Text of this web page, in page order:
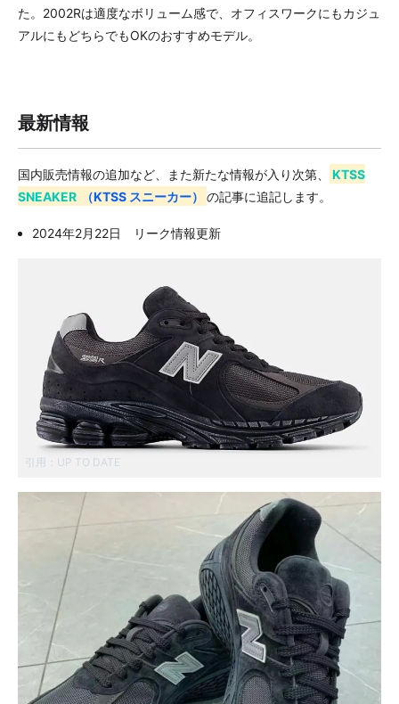
た。2002Rは適度なボリューム感で、オフィスワークにもカジュ
アルにもどちらでもOKのおすすめモデル。
最新情報
国内販売情報の追加など、また新たな情報が入り次第、
KTSS
SNEAKER
（KTSS スニーカー） の記事に追記します。
2024年2月22日 リーク情報更新
引用： UP TO DATE